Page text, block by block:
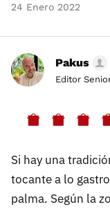
24 Enero 2022
Pakus
Editor
Si hay una
tocante a lo
palma. Según la